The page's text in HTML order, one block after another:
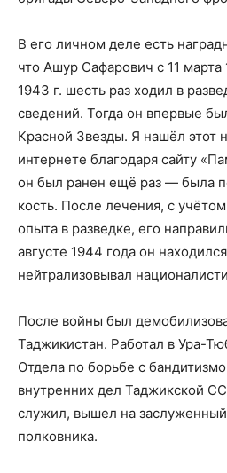
В его личном деле есть
что Ашур Сафарович с 11 марта
1943 г. шесть раз ходил в
сведений. Тогда он впервые
Красной Звезды. Я нашёл этот
интернете благодаря сайту
он был ранен ещё раз — была
кость. После лечения, с
опыта в разведке, его
августе 1944 года он
нейтрализовывал
После войны был
Таджикистан. Работал в Ура-
Отдела по борьбе с
внутренних дел Таджикской
служил, вышел на
полковника.